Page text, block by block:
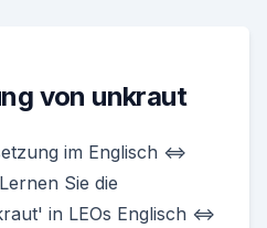
von unkraut
im Englisch ⇔
Sie die
in LEOs Englisch ⇔